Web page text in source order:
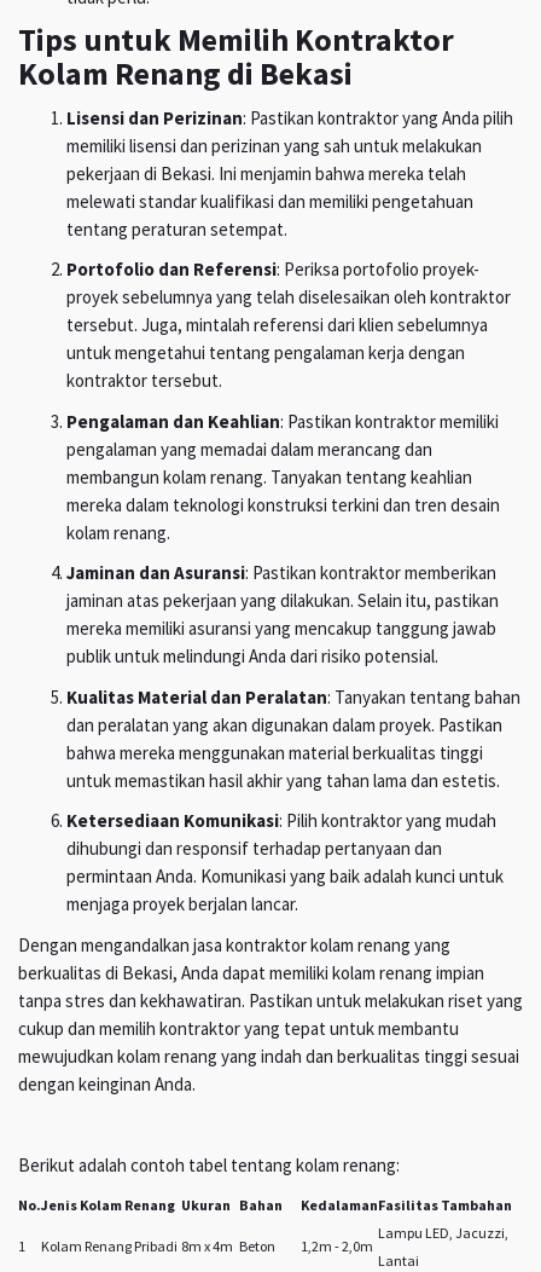
Tips untuk Memilih Kontraktor
Kolam Renang di Bekasi
Lisensi dan Perizinan: Pastikan kontraktor yang Anda pilih
memiliki lisensi dan perizinan yang sah untuk melakukan
pekerjaan di Bekasi. Ini menjamin bahwa mereka telah
melewati standar kualifikasi dan memiliki pengetahuan
tentang peraturan setempat.
Portofolio dan Referensi: Periksa portofolio proyek-
proyek sebelumnya yang telah diselesaikan oleh kontraktor
tersebut. Juga, mintalah referensi dari klien sebelumnya
untuk mengetahui tentang pengalaman kerja dengan
kontraktor tersebut.
Pengalaman dan Keahlian: Pastikan kontraktor memiliki
pengalaman yang memadai dalam merancang dan
membangun kolam renang. Tanyakan tentang keahlian
mereka dalam teknologi konstruksi terkini dan tren desain
kolam renang.
Jaminan dan Asuransi: Pastikan kontraktor memberikan
jaminan atas pekerjaan yang dilakukan. Selain itu, pastikan
mereka memiliki asuransi yang mencakup tanggung jawab
publik untuk melindungi Anda dari risiko potensial.
Kualitas Material dan Peralatan: Tanyakan tentang bahan
dan peralatan yang akan digunakan dalam proyek. Pastikan
bahwa mereka menggunakan material berkualitas tinggi
untuk memastikan hasil akhir yang tahan lama dan estetis.
Ketersediaan Komunikasi: Pilih kontraktor yang mudah
dihubungi dan responsif terhadap pertanyaan dan
permintaan Anda. Komunikasi yang baik adalah kunci untuk
menjaga proyek berjalan lancar.
Dengan mengandalkan jasa kontraktor kolam renang yang
berkualitas di Bekasi, Anda dapat memiliki kolam renang impian
tanpa stres dan kekhawatiran. Pastikan untuk melakukan riset yang
cukup dan memilih kontraktor yang tepat untuk membantu
mewujudkan kolam renang yang indah dan berkualitas tinggi sesuai
dengan keinginan Anda.
Berikut adalah contoh tabel tentang kolam renang:
No.Jenis Kolam Renang Ukuran Bahan KedalamanFasilitas Tambahan
1 Kolam Renang Pribadi 8m x 4m Beton 1,2m - 2,0m
Lampu LED, Jacuzzi,
Lantai